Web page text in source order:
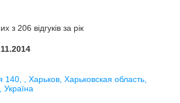
з 206 відгуків за рік
140, , Харьков, Харьковская область,
Україна